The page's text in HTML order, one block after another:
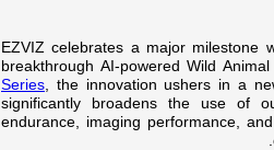
EZVIZ celebrates a major milestone
breakthrough AI-powered Wild
Series , the innovation ushers in a
significantly broadens the use of
endurance, imaging performance,